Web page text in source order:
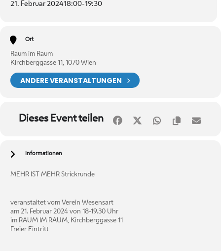
21. Februar 202418:00-19:30
Ort
Raum im Raum
Kirchberggasse 11, 1070 Wien
ANDERE VERANSTALTUNGEN
Dieses Event teilen
Informationen
MEHR IST MEHR Strickrunde
veranstaltet vom Verein Wesensart
am 21. Februar 2024 von 18-19.30 Uhr
im RAUM IM RAUM, Kirchberggasse 11
Freier Eintritt